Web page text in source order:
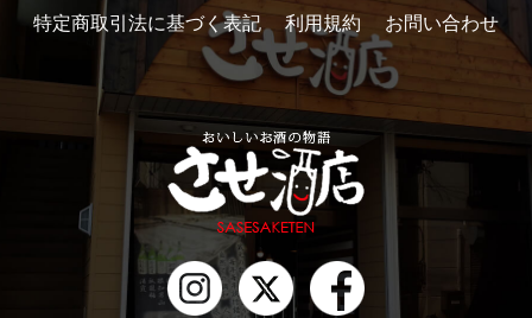
特定商取引法に基づく表記
利用規約 お問い合わせ